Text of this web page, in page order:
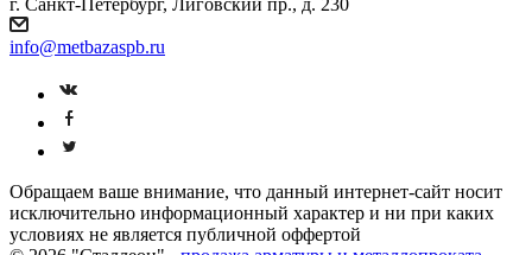
г. Санкт-Петербург, Лиговский пр., д. 230
info@metbazaspb.ru
Обращаем ваше внимание, что данный интернет-сайт носит
исключительно информационный характер и ни при каких
условиях не является публичной оффертой